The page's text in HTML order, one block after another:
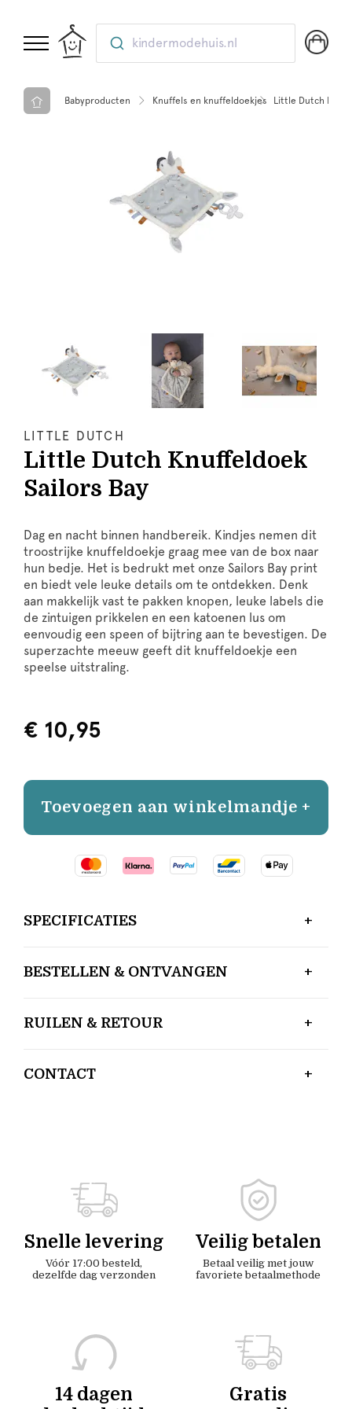
kindermodehuis.nl
Babyproducten Knuffels en knuffeldoekjes Little Dutch
LITTLE DUTCH
Little Dutch Knuffeldoek
Sailors Bay
Dag en nacht binnen handbereik. Kindjes nemen dit
troostrijke knuffeldoekje graag mee van de box naar
hun bedje. Het is bedrukt met onze Sailors Bay print
en biedt vele leuke details om te ontdekken. Denk
aan makkelijk vast te pakken knopen, leuke labels die
de zintuigen prikkelen en een katoenen lus om
eenvoudig een speen of bijtring aan te bevestigen. De
superzachte meeuw geeft dit knuffeldoekje een
speelse uitstraling.
€ 10,95
Toevoegen aan winkelmandje +
SPECIFICATIES
BESTELLEN & ONTVANGEN
RUILEN & RETOUR
CONTACT
Snelle levering
Vóór 17:00 besteld,
dezelfde dag verzonden
Veilig betalen
Betaal veilig met jouw
favoriete betaalmethode
14 dagen
Gratis